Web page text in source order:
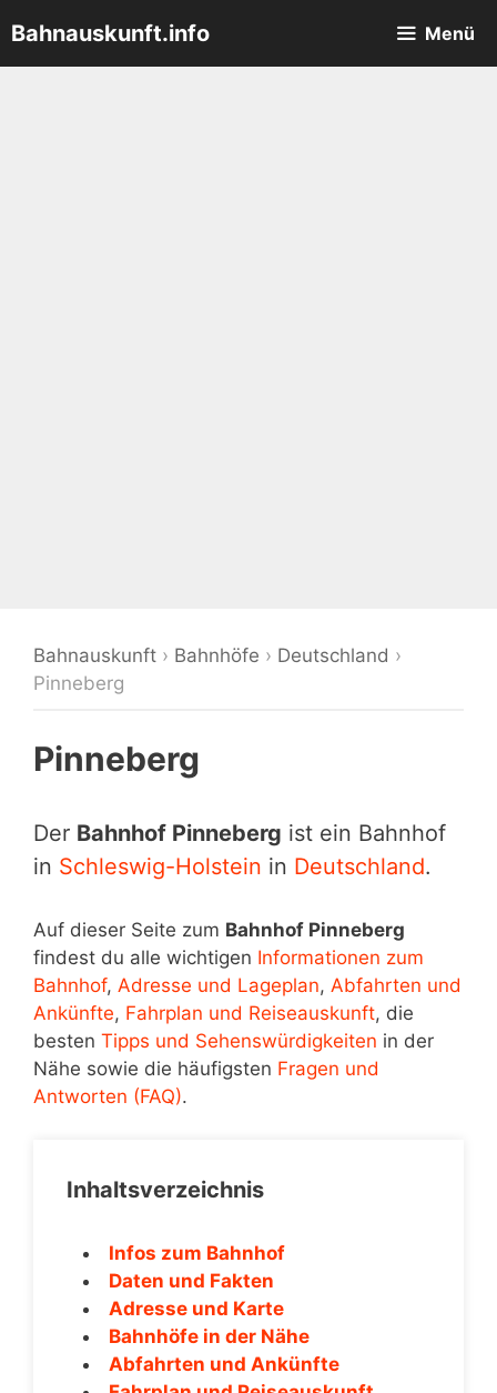
Inhalt
springen
Bahnauskunft.info Menü
Bahnauskunft › Bahnhöfe › Deutschland ›
Pinneberg
Pinneberg
Der Bahnhof Pinneberg ist ein Bahnhof
in Schleswig-Holstein in Deutschland.
Auf dieser Seite zum Bahnhof Pinneberg
findest du alle wichtigen Informationen zum
Bahnhof, Adresse und Lageplan, Abfahrten und
Ankünfte, Fahrplan und Reiseauskunft, die
besten Tipps und Sehenswürdigkeiten in der
Nähe sowie die häufigsten Fragen und
Antworten (FAQ).
Inhaltsverzeichnis
Infos zum Bahnhof
Daten und Fakten
Adresse und Karte
Bahnhöfe in der Nähe
Abfahrten und Ankünfte